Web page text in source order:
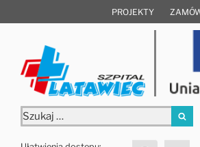
do
PROJEKTY
Szukaj: